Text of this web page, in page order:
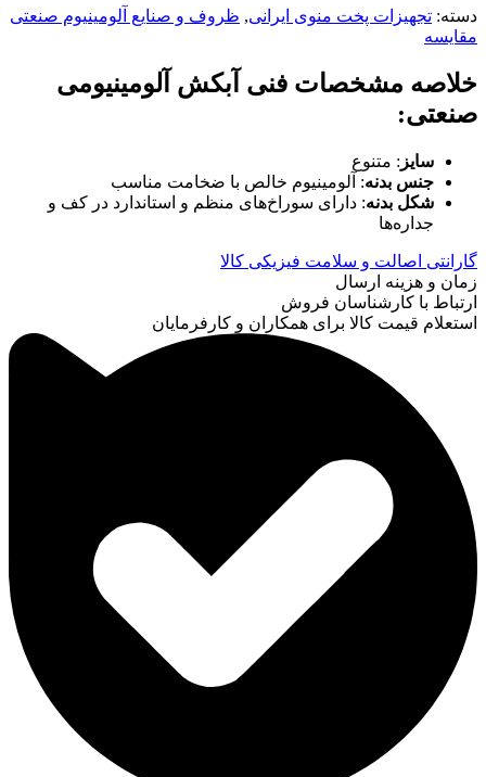
دسته: تجهیزات پخت منوی ایرانی, ظروف و صنایع آلومینیوم صنعتی
مقایسه
خلاصه مشخصات فنی آبکش آلومینیومی
صنعتی:
سایز : متنوع
جنس بدنه: آلومینیوم خالص با ضخامت مناسب
شکل بدنه: دارای سوراخ‌های منظم و استاندارد در کف و
جداره‌ها
گارانتی اصالت و سلامت فیزیکی کالا
زمان و هزینه ارسال
ارتباط با کارشناسان فروش
استعلام قیمت کالا برای همکاران و کارفرمایان